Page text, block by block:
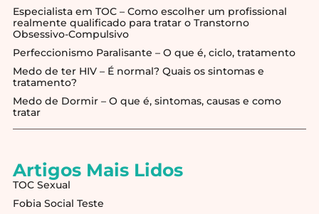
Especialista em TOC – Como escolher um profissional
realmente qualificado para tratar o Transtorno
Obsessivo-Compulsivo
Perfeccionismo Paralisante – O que é, ciclo, tratamento
Medo de ter HIV – É normal? Quais os sintomas e
tratamento?
Medo de Dormir – O que é, sintomas, causas e como
tratar
Artigos Mais Lidos
TOC Sexual
Fobia Social Teste